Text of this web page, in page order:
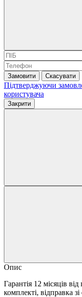
Замовити Скасувати
Підтверджуючи
користувача
Закрити
Опис
Гарантія 12 місяців
комплекті, відправка